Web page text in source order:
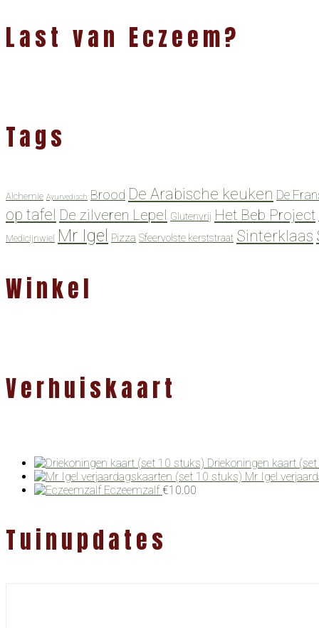
Last van Eczeem?
Tags
Alchemie Ayurvedisch Brood De Arabische keuken De
op tafel De zilveren Lepel Glutenvrij Het Beb Project
Medicijnwiel Mr Igel Pizza Sfeervolste kerststraat Sinterklaas
Winkel
Verhuiskaart
Driekoningen kaart
Mr Igel
Eczeemzalf €10.00
Tuinupdates